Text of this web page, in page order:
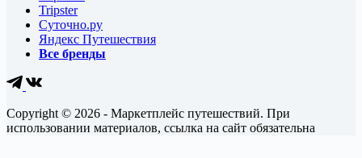
Tripster
Суточно.ру
Яндекс Путешествия
Все бренды
Copyright © 2026 - Маркетплейс путешествий. При
использовании материалов, ссылка на сайт обязательна